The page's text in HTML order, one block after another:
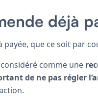
déjà
que ce soit par
comme une
de ne pas régler